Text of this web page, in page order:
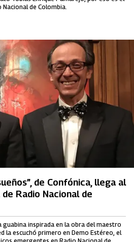
Nacional de Colombia.
de Confónica, llega al
Radio Nacional de
guabina inspirada en la obra del maestro
la escuchó primero en Demo Estéreo, el